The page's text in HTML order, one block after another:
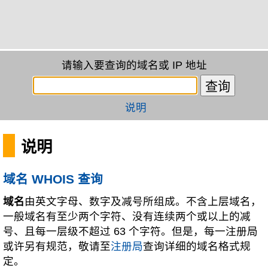
请输入要查询的域名或 IP 地址
说明
说明
域名 WHOIS 查询
域名 由英文字母、数字及减号所组成。不含上层域名，
一般域名有至少两个字符、没有连续两个或以上的减
号、且每一层级不超过 63 个字符。但是，每一注册局
或许另有规范，敬请至注册局查询详细的域名格式规
定。